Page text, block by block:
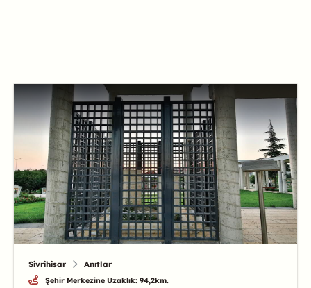
Sivrihisar Anıtlar
Şehir Merkezine Uzaklık: 94,2km.